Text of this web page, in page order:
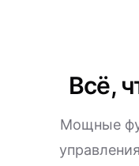
Всё,
Мощные